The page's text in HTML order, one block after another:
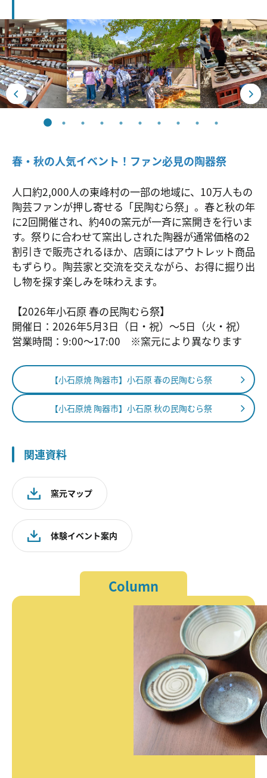
春・秋の人気イベント！ファン必見の陶器祭
人口約2,000人の東峰村の一部の地域に、10万人もの
陶芸ファンが押し寄せる「民陶むら祭」。春と秋の年
に2回開催され、約40の窯元が一斉に窯開きを行いま
す。祭りに合わせて窯出しされた陶器が通常価格の2
割引きで販売されるほか、店頭にはアウトレット商品
もずらり。陶芸家と交流を交えながら、お得に掘り出
し物を探す楽しみを味わえます。
【2026年小石原 春の民陶むら祭】
開催日：2026年5月3日（日・祝）～5日（火・祝）
営業時間：9:00～17:00 ※窯元により異なります
【小石原焼 陶器市】小石原 春の民陶むら祭
【小石原焼 陶器市】小石原 秋の民陶むら祭
関連資料
窯元マップ
体験イベント案内
Column